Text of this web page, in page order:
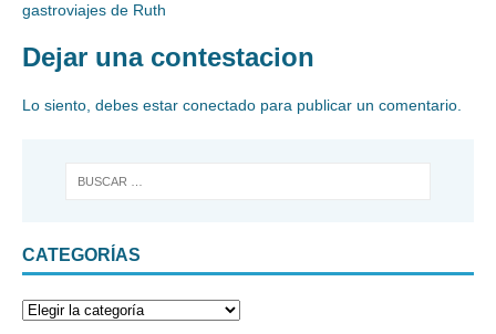
gastroviajes de Ruth
Dejar una contestacion
Lo siento, debes estar conectado para publicar un comentario.
CATEGORÍAS